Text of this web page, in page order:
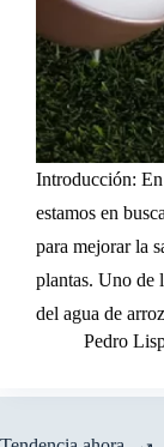
Introducción:
estamos en
para mejorar la
plantas. Uno de
del agua de
Pedro